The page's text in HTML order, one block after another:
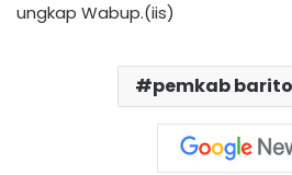
ungkap Wabup.(iis)
pemkab